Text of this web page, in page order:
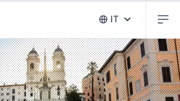
de destinos
Abrir selector
IT